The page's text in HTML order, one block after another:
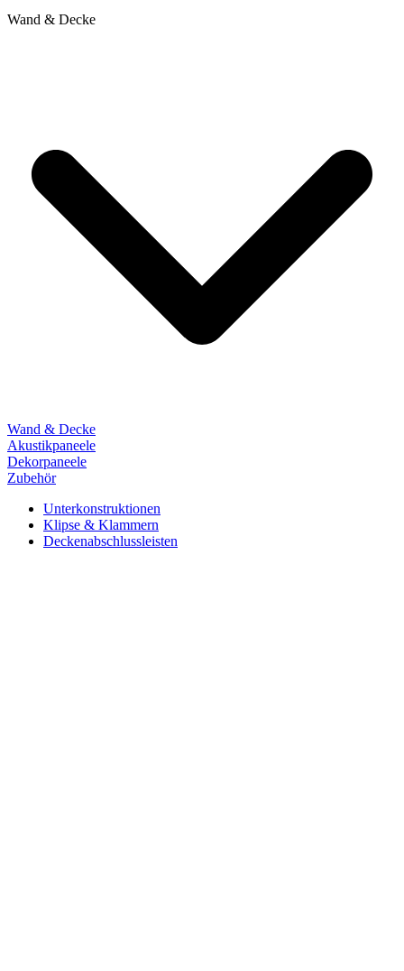
Wand & Decke
Wand & Decke
Akustikpaneele
Dekorpaneele
Zubehör
Unterkonstruktionen
Klipse & Klammern
Deckenabschlussleisten